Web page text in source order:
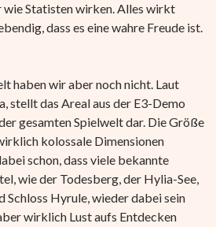
wie Statisten wirken. Alles wirkt
dass es eine wahre Freude ist.
haben wir aber noch nicht. Laut
stellt das Areal aus der E3-Demo
gesamten Spielwelt dar. Die Größe
kolossale Dimensionen
schon, dass viele bekannte
wie der Todesberg, der Hylia-See,
Schloss Hyrule, wieder dabei sein
wirklich Lust aufs Entdecken